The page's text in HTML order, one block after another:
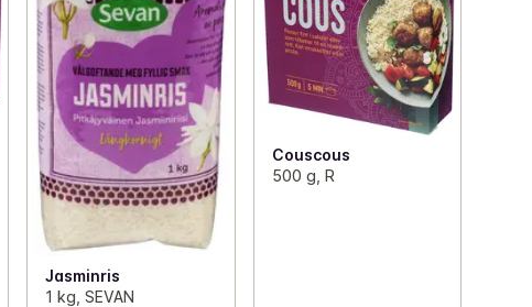
Jasminris
1 kg, SEVAN
Couscous
500 g, R